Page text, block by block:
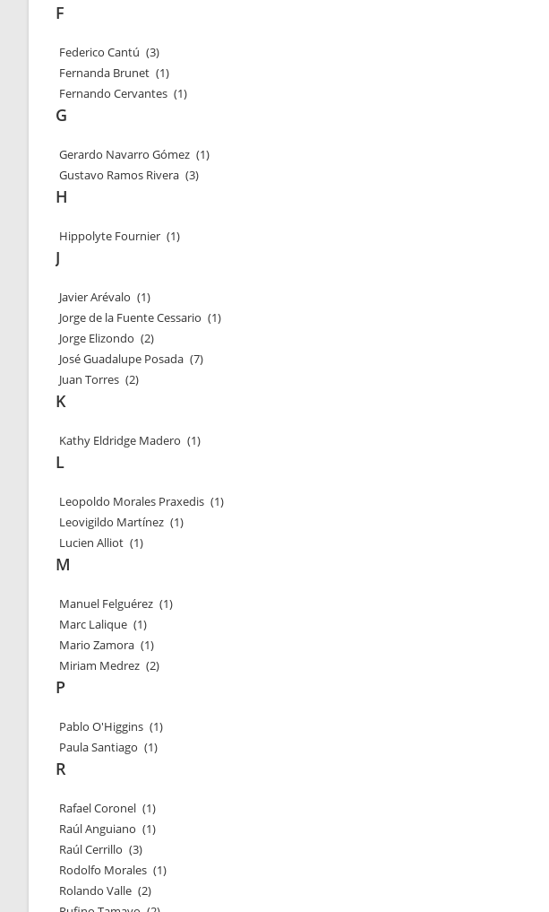
F
Federico Cantú (3)
Fernanda Brunet (1)
Fernando Cervantes (1)
G
Gerardo Navarro Gómez (1)
Gustavo Ramos Rivera (3)
H
Hippolyte Fournier (1)
J
Javier Arévalo (1)
Jorge de la Fuente Cessario (1)
Jorge Elizondo (2)
José Guadalupe Posada (7)
Juan Torres (2)
K
Kathy Eldridge Madero (1)
L
Leopoldo Morales Praxedis (1)
Leovigildo Martínez (1)
Lucien Alliot (1)
M
Manuel Felguérez (1)
Marc Lalique (1)
Mario Zamora (1)
Miriam Medrez (2)
P
Pablo O'Higgins (1)
Paula Santiago (1)
R
Rafael Coronel (1)
Raúl Anguiano (1)
Raúl Cerrillo (3)
Rodolfo Morales (1)
Rolando Valle (2)